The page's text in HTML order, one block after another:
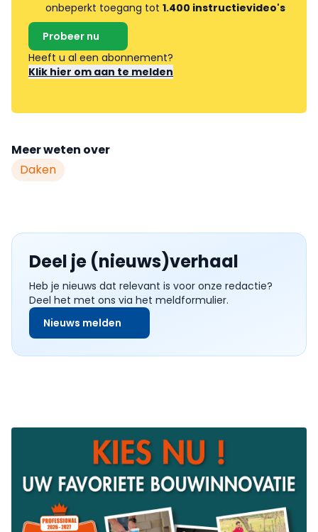
onbeperkt toegang tot 1.400 instructievideo's
Probeer nu
Heeft u al een abonnement?
Klik hier om aan te melden
Meer weten over
Daken
Deel je (nieuws)verhaal
Heb je nieuws dat relevant is voor onze redactie?
Deel het met ons via het meldformulier.
Nieuws melden